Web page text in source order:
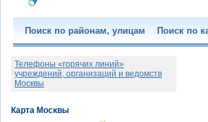
Поиск по районам, улицам Поиск по
Телефоны «горячих линий»
учреждений, организаций и ведомств
Москвы